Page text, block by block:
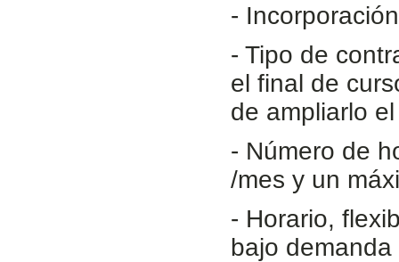
-
- Tipo de
el final de
de ampliarlo
- Número de
/mes y un
- Horario,
bajo